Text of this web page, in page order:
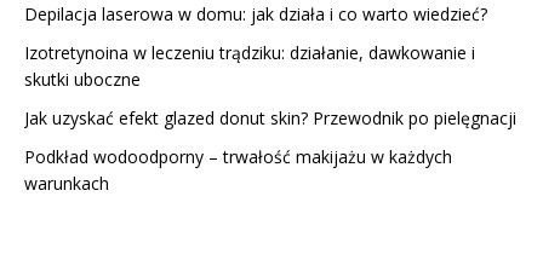
Depilacja laserowa w domu: jak działa i co warto wiedzieć?
Izotretynoina w leczeniu trądziku: działanie, dawkowanie i
skutki uboczne
Jak uzyskać efekt glazed donut skin? Przewodnik po pielęgnacji
Podkład wodoodporny – trwałość makijażu w każdych
warunkach